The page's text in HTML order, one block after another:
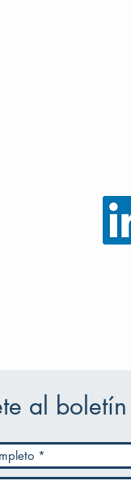
al boletín